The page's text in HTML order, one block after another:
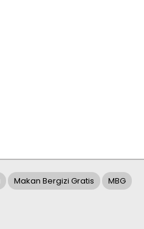
Makan Bergizi Gratis MBG